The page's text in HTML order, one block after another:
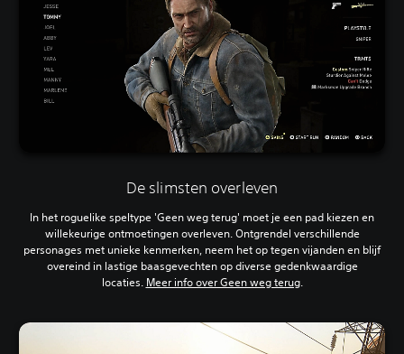
De slimsten overleven
In het roguelike speltype 'Geen weg terug' moet je een pad kiezen en
willekeurige ontmoetingen overleven. Ontgrendel verschillende
personages met unieke kenmerken, neem het op tegen vijanden en blijf
overeind in lastige baasgevechten op diverse gedenkwaardige
locaties. Meer info over Geen weg terug.